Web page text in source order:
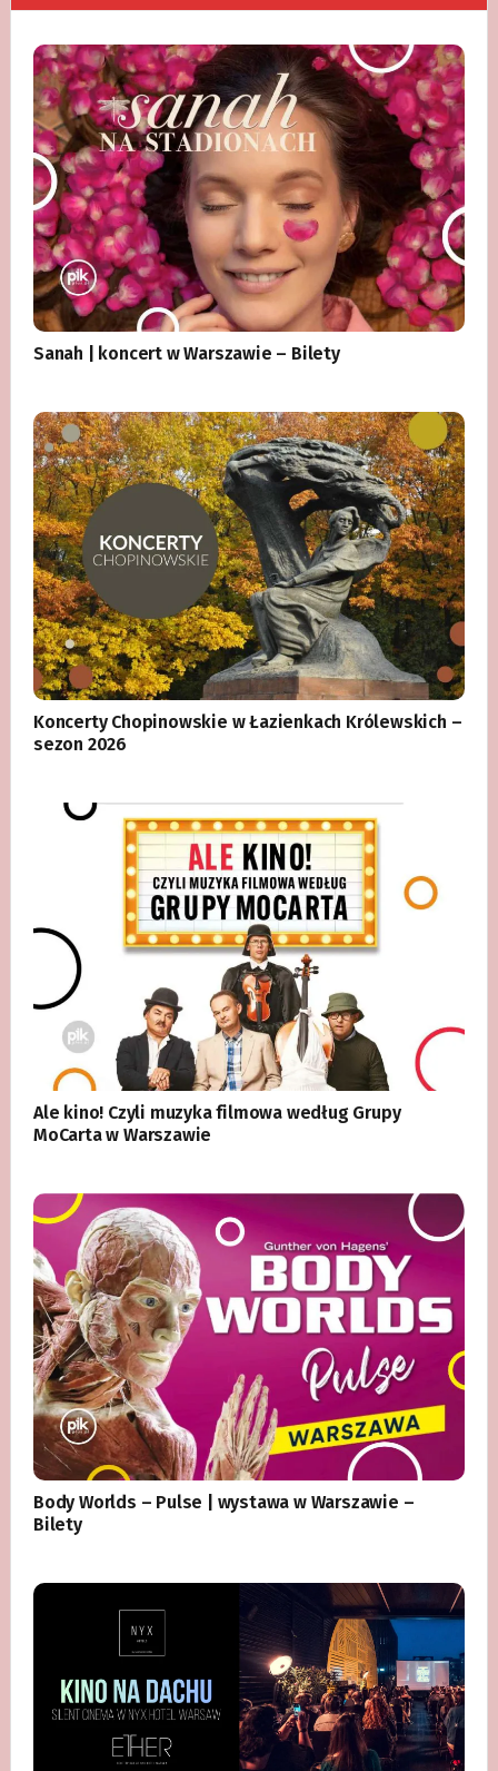
Sanah | koncert w Warszawie – Bilety
Koncerty Chopinowskie w Łazienkach Królewskich –
sezon 2026
Ale kino! Czyli muzyka filmowa według Grupy
MoCarta w Warszawie
Body Worlds – Pulse | wystawa w Warszawie –
Bilety